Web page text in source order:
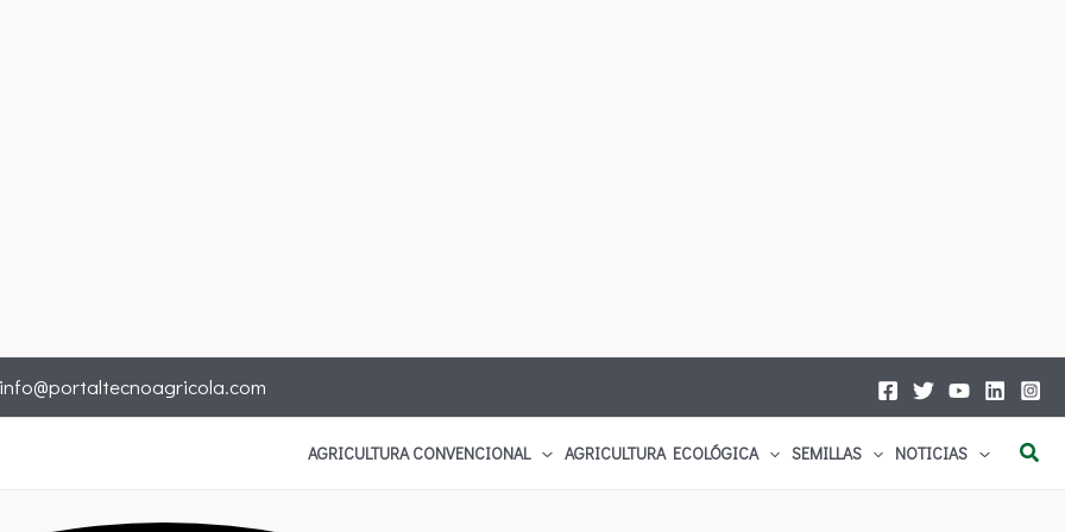
info@portaltecnoagricola.com
AGRICULTURA CONVENCIONAL AGRICULTURA ECOLÓGICA SEMILLAS NOTICIAS